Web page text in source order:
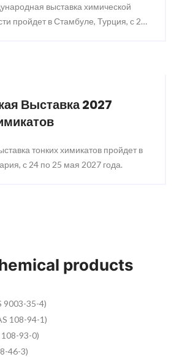
выставка химической
пройдет в Стамбуле, Турция, с 25
Выставка 2027
тонких химикатов пройдет в
с 24 по 25 мая 2027 года.
products
9003-35-4)
108-94-1)
108-93-0)
46-3)